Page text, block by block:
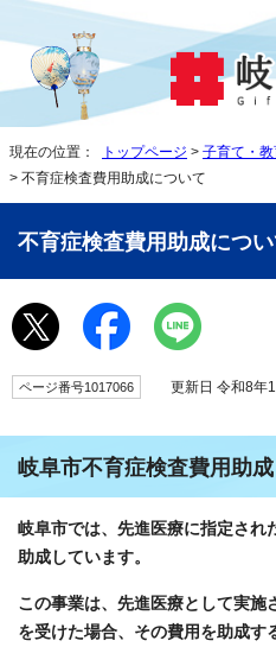
現在の位置： トップページ > 子育て・
> 不育症検査費用助成について
不育症検査費用助成につ
ページ番号1017066 更新日 令和8年1
岐阜市不育症検査費用助成
岐阜市では、先進医療に指定され
助成しています。
この事業は、先進医療として実施
を受けた場合、その費用を助成す